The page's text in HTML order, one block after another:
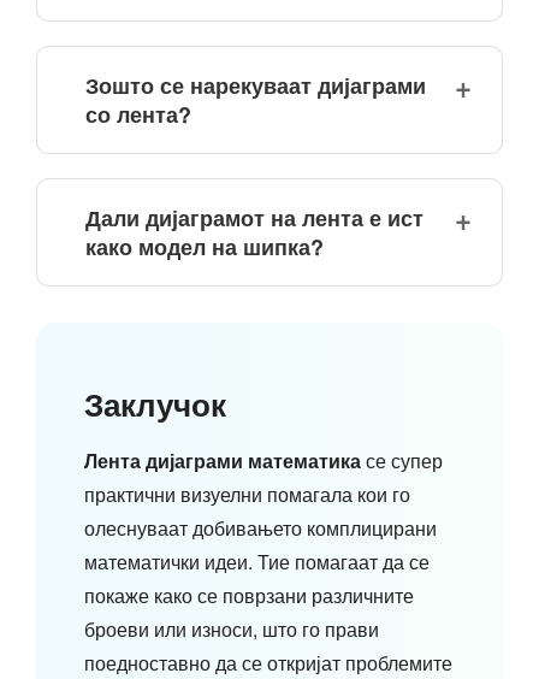
Зошто се нарекуваат дијаграми
со лента?
Дали дијаграмот на лента е ист
како модел на шипка?
Заклучок
Лента дијаграми математикасе супер
практични визуелни помагала кои го
олеснуваат добивањето комплицирани
математички идеи. Тие помагаат да се
покаже како се поврзани различните
броеви или износи, што го прави
поедноставно да се откријат проблемите